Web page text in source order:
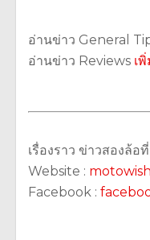
อ่านข่าว General
อ่านข่าว Reviews เ
เรื่องราว ข่าวสองล้อ
Website :
Facebook :